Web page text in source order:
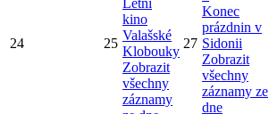
24 25
Letní
kino
Valašské
Klobouky
Zobrazit
všechny
záznamy
27
Konec
prázdnin v
Sidonii
Zobrazit
všechny
záznamy ze
dne